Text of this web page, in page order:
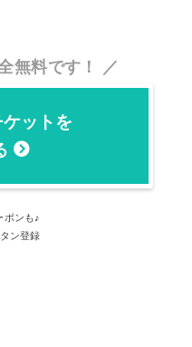
無料です！
ットを
ポンも♪
ン登録